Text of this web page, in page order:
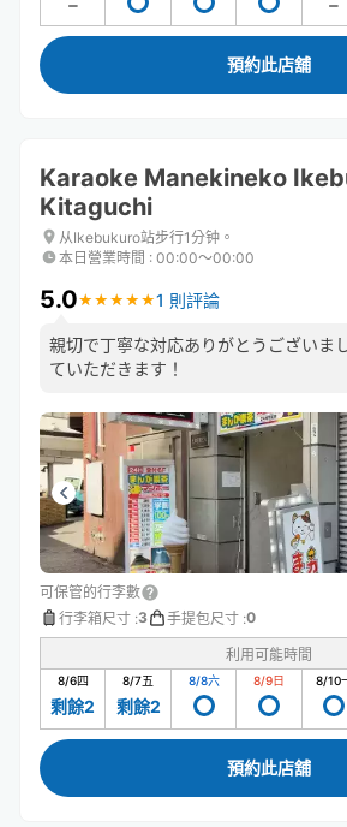
預約此店舖
Karaoke Manekineko
Kitaguchi
从Ikebukuro站步行1分钟。
本日營業時間 : 00:00〜00:00
5.0★ ★ ★ ★ ★
★ ★ ★ ★ ★1 則評論
親切で丁寧な対応ありがとうございま
ていただきます！
可保管的行李數
行李箱尺寸 :3 手提包尺寸 :0
利用可能時間
8/6四
剩餘2
8/7五
剩餘2
8/8六 8/9日 8/10
預約此店舖